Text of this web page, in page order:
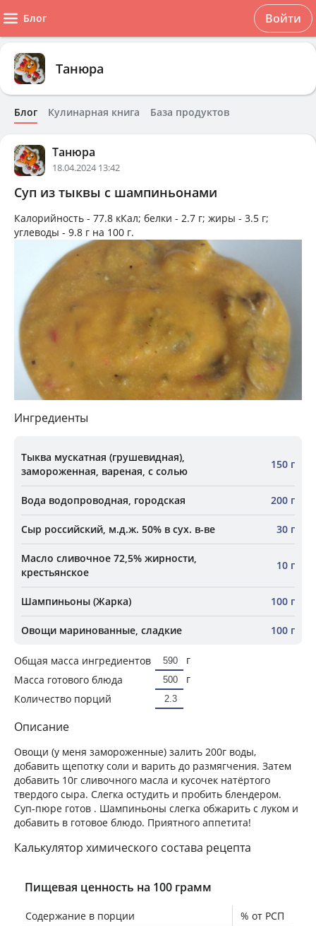
Блог Войти
Танюра
Блог Кулинарная книга База продуктов
Танюра
18.04.2024 13:42
Суп из тыквы с шампиньонами
Калорийность - 77.8 кКал; белки - 2.7 г; жиры - 3.5 г;
углеводы - 9.8 г на 100 г.
Ингредиенты
Тыква мускатная (грушевидная),
замороженная, вареная, c солью
150 г
Вода водопроводная, городская 200 г
Сыр российский, м.д.ж. 50% в сух. в-ве 30 г
Масло сливочное 72,5% жирности,
крестьянское
10 г
Шампиньоны (Жарка) 100 г
Овощи маринованные, сладкие 100 г
Общая масса ингредиентов
г
Масса готового блюда
г
Количество порций
Описание
Овощи (у меня замороженные) залить 200г воды,
добавить щепотку соли и варить до размягчения. Затем
добавить 10г сливочного масла и кусочек натёртого
твердого сыра. Слегка остудить и пробить блендером.
Суп-пюре готов . Шампиньоны слегка обжарить с луком и
добавить в готовое блюдо. Приятного аппетита!
Калькулятор химического состава рецепта
Пищевая ценность на 100 грамм
Содержание в порции
% от РСП